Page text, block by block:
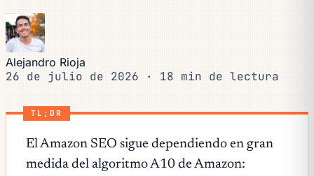
Alejandro Rioja
26 de julio de 2026 · 18 min de lectura
TL;DR
El Amazon SEO sigue dependiendo en gran
medida del algoritmo A10 de Amazon: